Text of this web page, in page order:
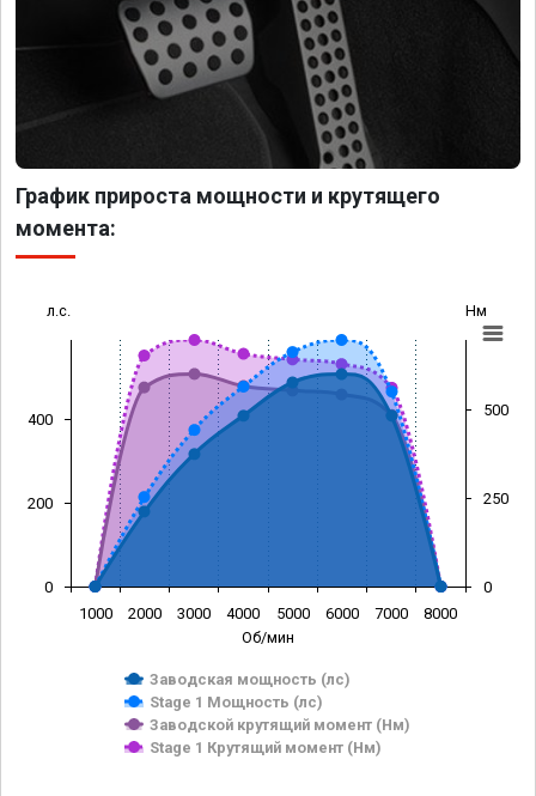
График прироста мощности и крутящего
момента:
Об/мин
л.с. Нм
Заводская мощность (лс)
Stage 1 Мощность (лс)
Заводской крутящий момент (Нм)
Stage 1 Крутящий момент (Нм)
1000 2000 3000 4000 5000 6000 7000 8000
0
200
400
0
250
500